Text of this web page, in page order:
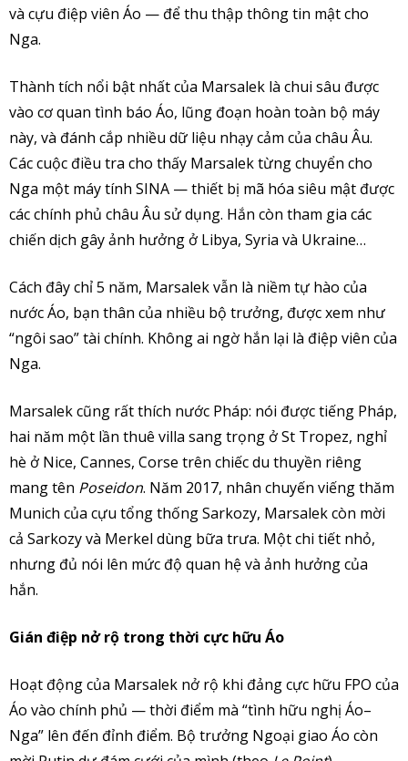
và cựu điệp viên Áo — để thu thập thông tin mật cho
Nga.
Thành tích nổi bật nhất của Marsalek là chui sâu được
vào cơ quan tình báo Áo, lũng đoạn hoàn toàn bộ máy
này, và đánh cắp nhiều dữ liệu nhạy cảm của châu Âu.
Các cuộc điều tra cho thấy Marsalek từng chuyển cho
Nga một máy tính SINA — thiết bị mã hóa siêu mật được
các chính phủ châu Âu sử dụng. Hắn còn tham gia các
chiến dịch gây ảnh hưởng ở Libya, Syria và Ukraine…
Cách đây chỉ 5 năm, Marsalek vẫn là niềm tự hào của
nước Áo, bạn thân của nhiều bộ trưởng, được xem như
“ngôi sao” tài chính. Không ai ngờ hắn lại là điệp viên của
Nga.
Marsalek cũng rất thích nước Pháp: nói được tiếng Pháp,
hai năm một lần thuê villa sang trọng ở St Tropez, nghỉ
hè ở Nice, Cannes, Corse trên chiếc du thuyền riêng
mang tên Poseidon. Năm 2017, nhân chuyến viếng thăm
Munich của cựu tổng thống Sarkozy, Marsalek còn mời
cả Sarkozy và Merkel dùng bữa trưa. Một chi tiết nhỏ,
nhưng đủ nói lên mức độ quan hệ và ảnh hưởng của
hắn.
Gián điệp nở rộ trong thời cực hữu Áo
Hoạt động của Marsalek nở rộ khi đảng cực hữu FPO của
Áo vào chính phủ — thời điểm mà “tình hữu nghị Áo–
Nga” lên đến đỉnh điểm. Bộ trưởng Ngoại giao Áo còn